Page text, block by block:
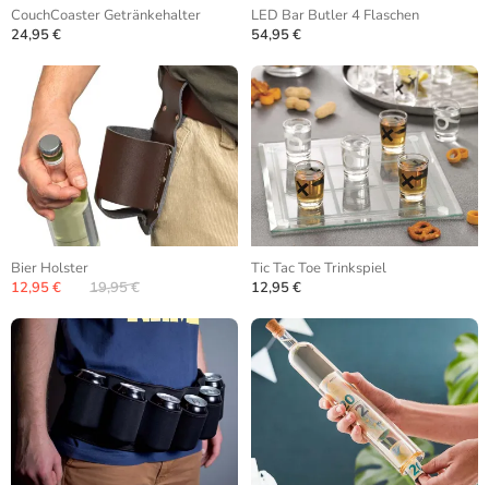
CouchCoaster Getränkehalter
24,95 €
LED Bar Butler 4 Flaschen
54,95 €
Bier Holster
12,95 €
19,95 €
Tic Tac Toe Trinkspiel
12,95 €